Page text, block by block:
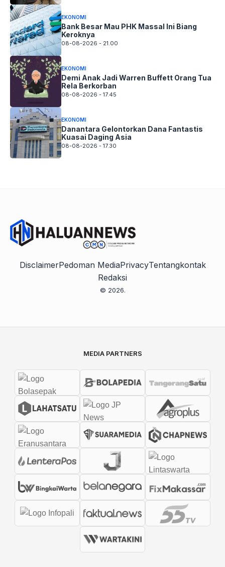
EKONOMI
Bank Besar Mau PHK Massal Ini Biang
Keroknya
08-08-2026 - 21.00
EKONOMI
Demi Anak Jadi Warren Buffett Orang Tua
Rela Berkorban
08-08-2026 - 17.45
EKONOMI
Danantara Gelontorkan Dana Fantastis
Kuasai Daging Asia
08-08-2026 - 17.30
DisclaimerPedoman MediaPrivacyTentangkontak
Redaksi
© 2026.
MEDIA PARTNERS